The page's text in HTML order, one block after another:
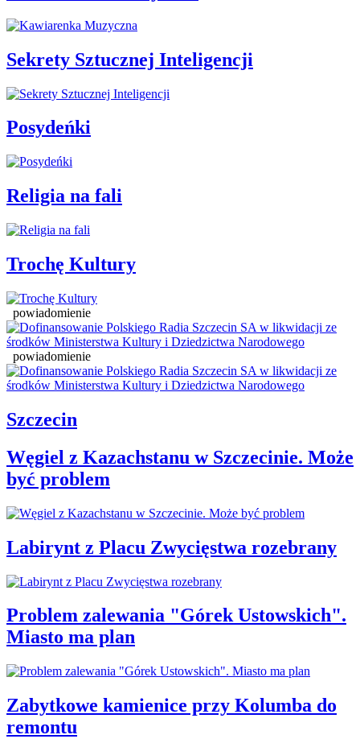
Sekrety Sztucznej Inteligencji
Posydeńki
Religia na fali
Trochę Kultury
powiadomienie
powiadomienie
Szczecin
Węgiel z Kazachstanu w Szczecinie. Może
być problem
Labirynt z Placu Zwycięstwa rozebrany
Problem zalewania "Górek Ustowskich".
Miasto ma plan
Zabytkowe kamienice przy Kolumba do
remontu